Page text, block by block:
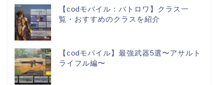
【codモバイル：バトロワ】クラス一
覧・おすすめのクラスを紹介
【codモバイル】最強武器5選〜アサルト
ライフル編〜